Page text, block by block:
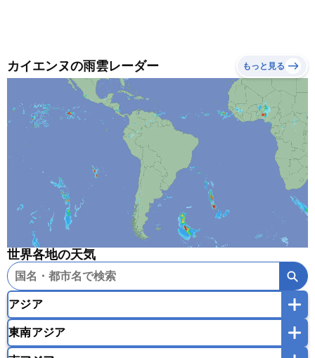
カイエンヌの雨雲レーダー もっと見る
世界各地の天気
アジア
韓国
東南アジア